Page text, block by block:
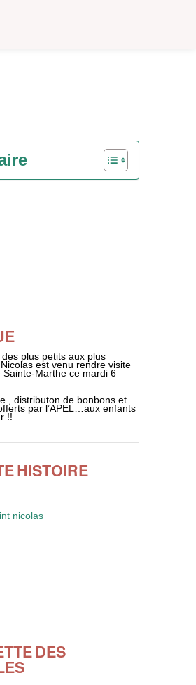
plus petits aux plus
est venu rendre visite
Sainte-Marthe ce mardi 6
, distributon de bonbons et
par l’APEL…aux enfants
!!
HISTOIRE
DES